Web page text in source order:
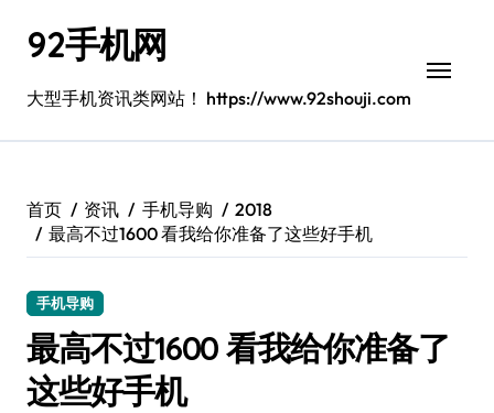
92手机网
大型手机资讯类网站！ https://www.92shouji.com
首页 资讯 手机导购
2018
最高不过1600 看我给你准备了这些好手机
手机导购
最高不过1600 看我给你准备了
这些好手机